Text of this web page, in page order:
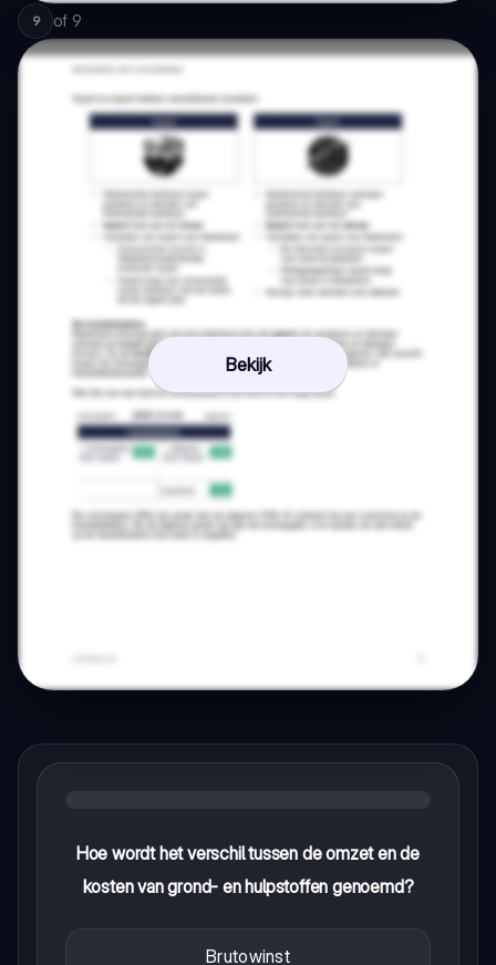
9 of 9
Bekijk
Hoe wordt het verschil tussen de omzet en de
kosten van grond- en hulpstoffen genoemd?
Brutowinst